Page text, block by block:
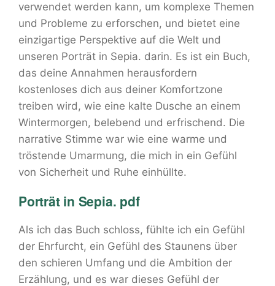
verwendet werden kann, um komplexe Themen
und Probleme zu erforschen, und bietet eine
einzigartige Perspektive auf die Welt und
unseren Porträt in Sepia. darin. Es ist ein Buch,
das deine Annahmen herausfordern
kostenloses dich aus deiner Komfortzone
treiben wird, wie eine kalte Dusche an einem
Wintermorgen, belebend und erfrischend. Die
narrative Stimme war wie eine warme und
tröstende Umarmung, die mich in ein Gefühl
von Sicherheit und Ruhe einhüllte.
Porträt in Sepia. pdf
Als ich das Buch schloss, fühlte ich ein Gefühl
der Ehrfurcht, ein Gefühl des Staunens über
den schieren Umfang und die Ambition der
Erzählung, und es war dieses Gefühl der